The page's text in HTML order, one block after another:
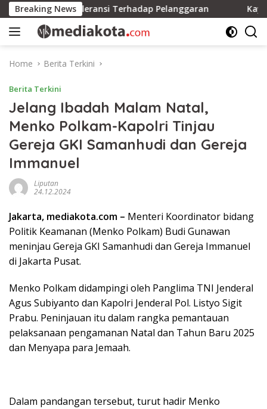
Skip
to
content
Breaking News
Ada Toleransi Terhadap Pelanggaran Kayong
Home Berita Terkini
Berita Terkini
Jelang Ibadah Malam Natal,
Menko Polkam-Kapolri Tinjau
Gereja GKI Samanhudi dan Gereja
Immanuel
Liputan
24.12.2024
Jakarta, mediakota.com – Menteri Koordinator bidang
Politik Keamanan (Menko Polkam) Budi Gunawan
meninjau Gereja GKI Samanhudi dan Gereja Immanuel
di Jakarta Pusat.
Menko Polkam didampingi oleh Panglima TNI Jenderal
Agus Subiyanto dan Kapolri Jenderal Pol. Listyo Sigit
Prabu. Peninjauan itu dalam rangka pemantauan
pelaksanaan pengamanan Natal dan Tahun Baru 2025
dan Menyapa para Jemaah.
Dalam pandangan tersebut, turut hadir Menko